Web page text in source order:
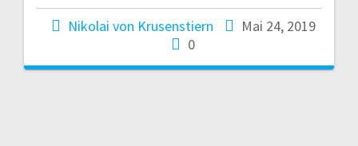
Nikolai von Krusenstiern
Mai 24, 2019
0